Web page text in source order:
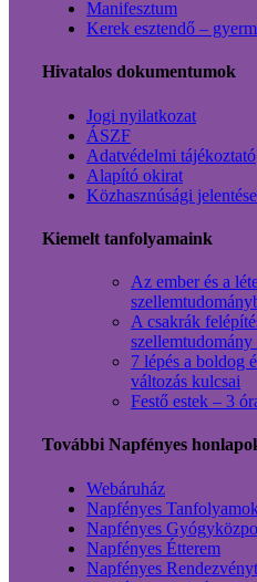
Manifesztum
Kerek esztendő –
Hivatalos dokumentumok
Jogi nyilatkozat
ÁSZF
Adatvédelmi tájékoztató
Alapító okirat
Közhasznúsági
Kiemelt tanfolyamaink
Az ember és a
A csakrák
szellemtudomány
7 lépés a boldog
változás kulcsai
Festő estek – 3
További Napfényes
Webáruház
Napfényes
Napfényes
Napfényes Étterem
Napfényes